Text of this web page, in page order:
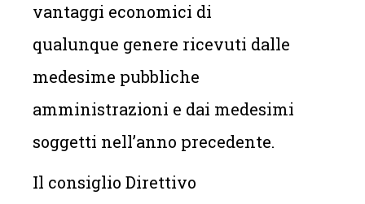
vantaggi economici di
qualunque genere ricevuti dalle
medesime pubbliche
amministrazioni e dai medesimi
soggetti nell’anno precedente.
Il consiglio Direttivo